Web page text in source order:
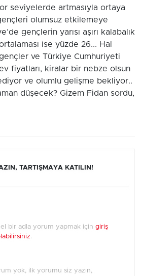
seviyelerde artmasıyla ortaya
olumsuz etkilemeye
gençlerin yarısı aşırı kalabalık
ise yüzde 26... Hal
ve Türkiye Cumhuriyeti
fiyatları, kiralar bir nebze olsun
ve olumlu gelişme bekliyor..
düşecek? Gizem Fidan sordu,
TARTIŞMAYA KATILIN!
bir adla yorum yapmak için giriş
.
yok, ilk yorumu siz yazın,